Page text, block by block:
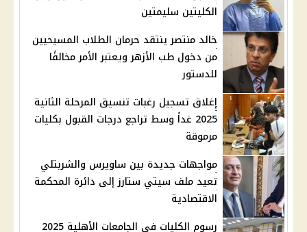
الكليتين سليمتين
خالد منتصر ينتقد حرمان الطلاب المسيحيين
من دخول طب الأزهر ويعتبر الأمر مخالفًا
للدستور
إغلاق تسجيل رغبات تنسيق المرحلة الثانية
2025 غداً وسط تراجع درجات القبول بكليات
مرموقة
مواجهات جديدة بين ساويرس والشربتلي
تعيد ملف سيتي ستارز إلى دائرة المحكمة
الاقتصادية
رسوم الكليات في الجامعات الأهلية 2025